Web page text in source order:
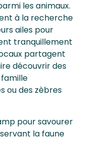
les animaux.
à la recherche
ailes pour
tranquillement
partagent
découvrir des
ou des zèbres
pour savourer
la faune